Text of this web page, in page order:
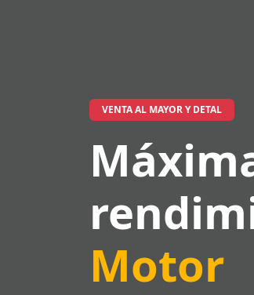
VENTA AL MAYOR Y DETAL
Motor